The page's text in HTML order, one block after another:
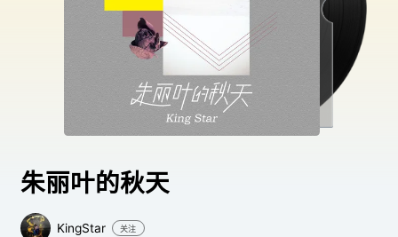
朱丽叶的秋天
KingStar 关注